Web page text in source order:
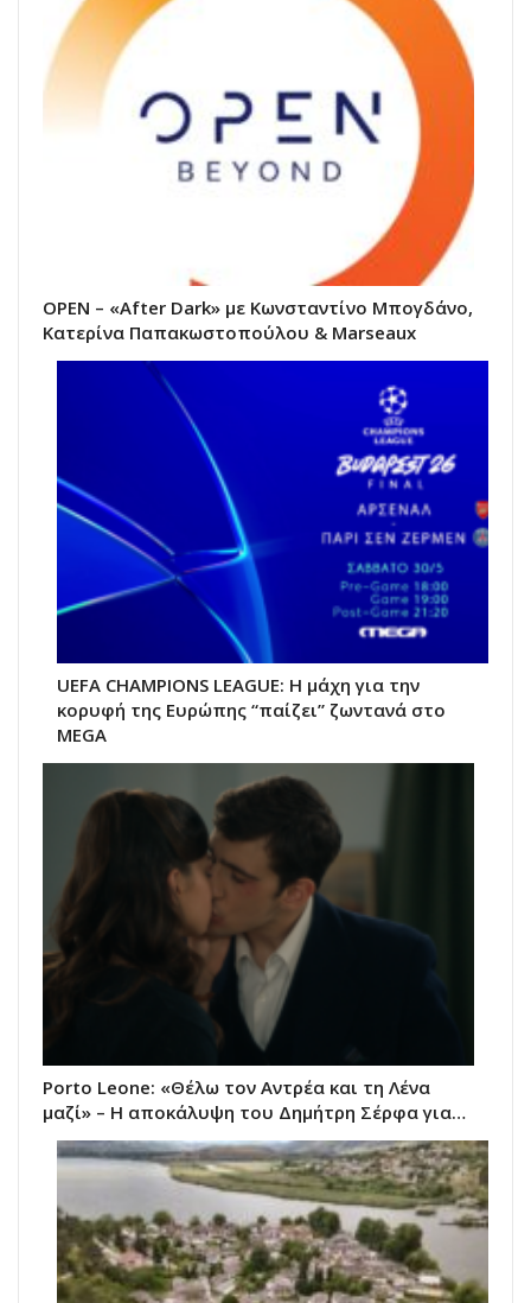
OPEN – «After Dark» με Κωνσταντίνο Μπογδάνο,
Κατερίνα Παπακωστοπούλου & Marseaux
UEFA CHAMPIONS LEAGUE: Η μάχη για την
κορυφή της Ευρώπης “παίζει” ζωντανά στο
MEGA
Porto Leone: «Θέλω τον Αντρέα και τη Λένα
μαζί» – Η αποκάλυψη του Δημήτρη Σέρφα για…